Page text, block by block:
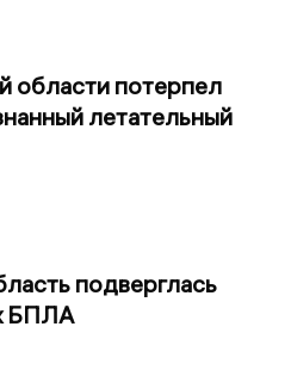
области потерпел
летательный
подверглась
БПЛА